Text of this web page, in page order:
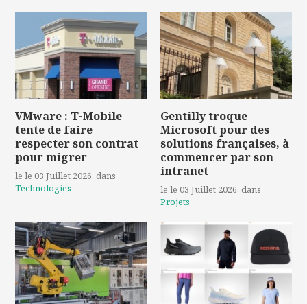
VMware : T-Mobile
tente de faire
respecter son contrat
pour migrer
le le 03 Juillet 2026, dans
Technologies
Gentilly troque
Microsoft pour des
solutions françaises, à
commencer par son
intranet
le le 03 Juillet 2026, dans
Projets